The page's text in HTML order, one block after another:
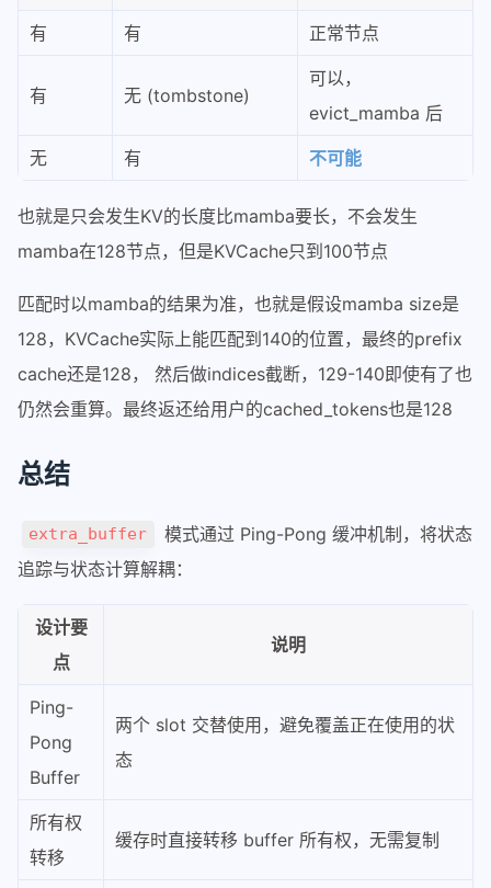
有 有 正常节点
有 无 (tombstone)
可以，
evict_mamba 后
无 有 不可能
也就是只会发生KV的长度比mamba要长，不会发生
mamba在128节点，但是KVCache只到100节点
匹配时以mamba的结果为准，也就是假设mamba size是
128，KVCache实际上能匹配到140的位置，最终的prefix
cache还是128， 然后做indices截断，129-140即使有了也
仍然会重算。最终返还给用户的cached_tokens也是128
总结
extra_buffer
模式通过 Ping-Pong 缓冲机制，将状态
追踪与状态计算解耦：
设计要
点
说明
Ping-
Pong
Buffer
两个 slot 交替使用，避免覆盖正在使用的状
态
所有权
转移
缓存时直接转移 buffer 所有权，无需复制